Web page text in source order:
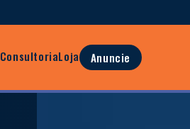
ConsultoriaLoja Anuncie